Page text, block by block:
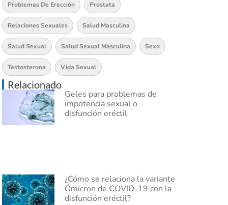
Problemas De Erección Prostata
Relaciones Sexuales Salud Masculina
Salud Sexual Salud Sexual Masculina Sexo
Testosterona Vida Sexual
Relacionado
Geles para problemas de
impotencia sexual o
disfunción eréctil
¿Cómo se relaciona la variante
Ómicron de COVID-19 con la
disfunción eréctil?